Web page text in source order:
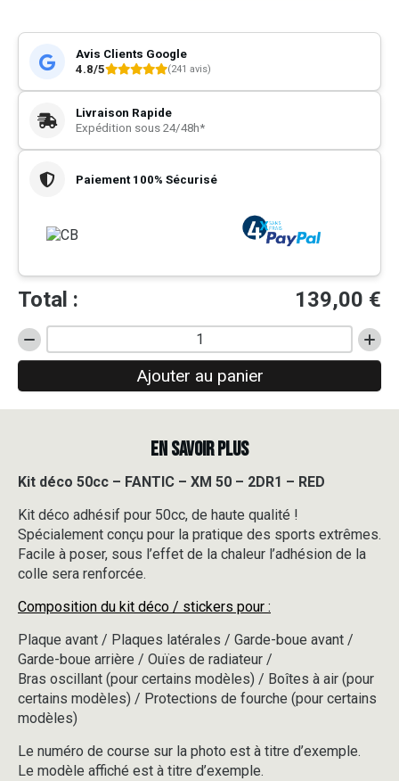
Avis Clients Google
4.8/5
(241 avis)
Livraison Rapide
Expédition sous 24/48h*
Paiement 100% Sécurisé
Total : 139,00 €
quantité
de
50cc
XM
-
2DR1
-
RED
Ajouter au panier
EN SAVOIR PLUS
Kit déco 50cc – FANTIC – XM 50 – 2DR1 – RED
Kit déco adhésif pour 50cc, de haute qualité !
Spécialement conçu pour la pratique des sports extrêmes.
Facile à poser, sous l’effet de la chaleur l’adhésion de la
colle sera renforcée.
Composition du kit déco / stickers pour :
Plaque avant / Plaques latérales / Garde-boue avant /
Garde-boue arrière / Ouïes de radiateur /
Bras oscillant (pour certains modèles) / Boîtes à air (pour
certains modèles) / Protections de fourche (pour certains
modèles)
Le numéro de course sur la photo est à titre d’exemple.
Le modèle affiché est à titre d’exemple.